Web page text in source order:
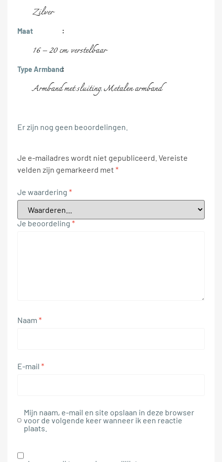
Zilver
Maat
16 – 20 cm, verstelbaar
Type Armband
Armband met sluiting,Metalen armband
Er zijn nog geen beoordelingen.
Je e-mailadres wordt niet gepubliceerd. Vereiste
velden zijn gemarkeerd met *
Je waardering *
Je beoordeling *
Naam *
E-mail *
Mijn naam, e-mail en site opslaan in deze browser
voor de volgende keer wanneer ik een reactie
plaats.